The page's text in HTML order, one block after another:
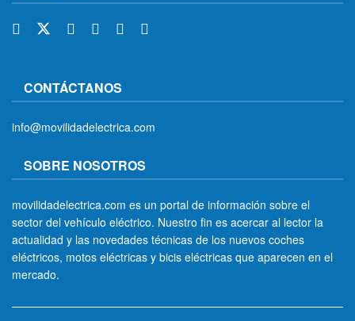
CONTÁCTANOS
info@movilidadelectrica.com
SOBRE NOSOTROS
movilidadelectrica.com es un portal de información sobre el
sector del vehículo eléctrico. Nuestro fin es acercar al lector la
actualidad y las novedades técnicas de los nuevos coches
eléctricos, motos eléctricas y bicis eléctricas que aparecen en el
mercado.